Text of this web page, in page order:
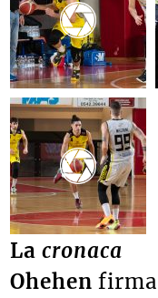
Lacronaca
Ohehen